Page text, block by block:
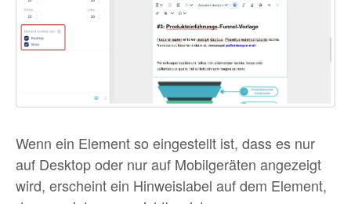
Wenn ein Element so eingestellt ist, dass es nur
auf Desktop oder nur auf Mobilgeräten angezeigt
wird, erscheint ein Hinweislabel auf dem Element,